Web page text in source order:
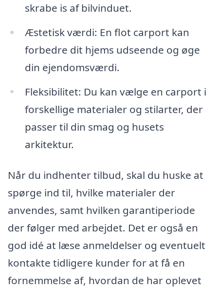
skrabe is af bilvinduet.
Æstetisk værdi: En flot carport kan
forbedre dit hjems udseende og øge
din ejendomsværdi.
Fleksibilitet: Du kan vælge en carport i
forskellige materialer og stilarter, der
passer til din smag og husets
arkitektur.
Når du indhenter tilbud, skal du huske at
spørge ind til, hvilke materialer der
anvendes, samt hvilken garantiperiode
der følger med arbejdet. Det er også en
god idé at læse anmeldelser og eventuelt
kontakte tidligere kunder for at få en
fornemmelse af, hvordan de har oplevet